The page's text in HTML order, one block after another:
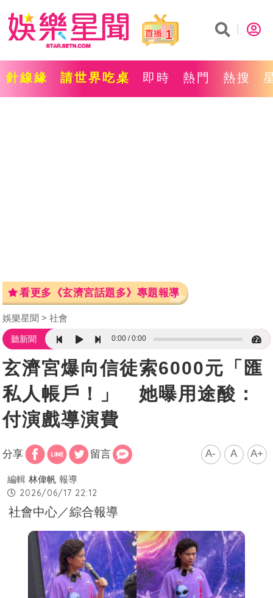
1
針線緣 請世界吃桌 即時 熱門 熱搜
看更多《玄濟宮話題多》專題報導
娛樂星聞 社會
聽新聞 0:00 0:00
玄濟宮爆向信徒索6000元「匯
私人帳戶！」 她曝用途酸：
付演戲導演費
分享 留言 A- A A+
編輯 林偉帆 報導
2026/06/17 22:12
社會中心／綜合報導